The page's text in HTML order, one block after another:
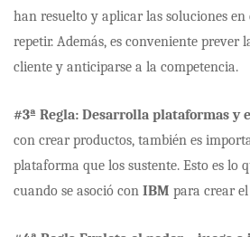
han resuelto y aplicar las soluciones en
repetir. Además, es conveniente prever
cliente y anticiparse a la competencia.
#3ª Regla: Desarrolla plataformas y
con crear productos, también es
plataforma que los sustente. Esto es lo
cuando se asoció con IBM para crear